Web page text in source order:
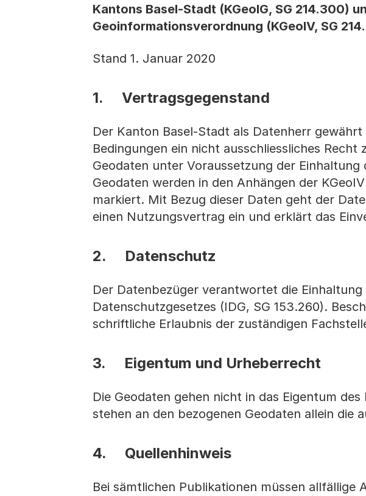
Kantons Basel-Stadt (KGeoIG, SG 214.300)
Geoinformationsverordnung (KGeoIV, SG
Stand 1. Januar 2020
1. Vertragsgegenstand
Der Kanton Basel-Stadt als Datenherr
Bedingungen ein nicht ausschliessliches
Geodaten unter Voraussetzung der
Geodaten werden in den Anhängen der
markiert. Mit Bezug dieser Daten geht der
einen Nutzungsvertrag ein und erklärt das
2. Datenschutz
Der Datenbezüger verantwortet die
Datenschutzgesetzes (IDG, SG 153.260).
schriftliche Erlaubnis der zuständigen
3. Eigentum und Urheberrecht
Die Geodaten gehen nicht in das Eigentum
stehen an den bezogenen Geodaten allein die
4. Quellenhinweis
Bei sämtlichen Publikationen müssen allfällige